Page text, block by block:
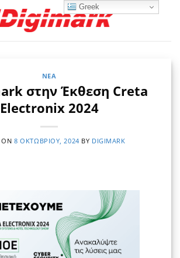
ΝΈΑ
στην Έκθεση Creta
Electronix 2024
ON8 ΟΚΤΩΒΡΊΟΥ, 2024 BY DIGIMARK
Greek